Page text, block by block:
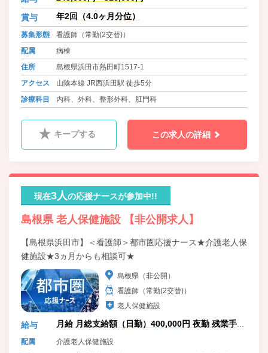
域医療に貢献していただける方お待
ちしております。
賞与 年2回（4.0ヶ月分位）
募集形態
看護師（常勤(2交替)）
配属
病棟
住所
島根県浜田市熱田町1517-1
アクセス
山陰本線 JR西浜田駅 徒歩5分
診療科目
内科、外科、整形外科、肛門科
キープする この求人の詳細
現在3人の応援ナースが参加中!!
島根県 老人保健施設 【非公開求人】
【島根県浜田市】＜看護師＞都市圏応援ナース★介護老人保
健施設★3ヵ月からも相談可★
島根県（非公開）
看護師（常勤(2交替)）
老人保健施設
給与
月給 月総支給額（日勤）400,000円 夜勤 残業手当
加算
配属
介護老人保健施設